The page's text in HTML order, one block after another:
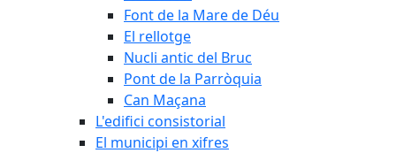
Font de la Mare de Déu
El rellotge
Nucli antic del Bruc
Pont de la Parròquia
Can Maçana
L'edifici consistorial
El municipi en xifres